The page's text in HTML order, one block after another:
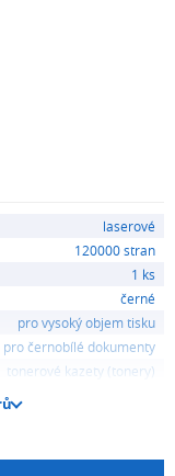
laserové
120000 stran
1 ks
černé
pro vysoký objem tisku
pro černobílé dokumenty
tonerové kazety (tonery)